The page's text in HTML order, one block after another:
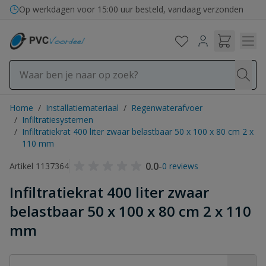
Ga naar de inhoud
Op werkdagen voor 15:00 uur besteld, vandaag verzonden
Home / Installatiemateriaal / Regenwaterafvoer
/ Infiltratiesystemen
/ Infiltratiekrat 400 liter zwaar belastbaar 50 x 100 x 80 cm 2 x
110 mm
Artikel 1137364
0.0-0 reviews
Infiltratiekrat 400 liter zwaar
belastbaar 50 x 100 x 80 cm 2 x 110
mm